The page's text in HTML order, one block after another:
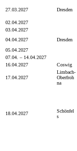
27.03.2027 Dresden
02.04.2027
03.04.2027
04.04.2027
Dresden
05.04.2027
07.04. – 14.04.2027
16.04.2027
Coswig
17.04.2027
Limbach-
Oberfroh
na
18.04.2027
Schönfel
s